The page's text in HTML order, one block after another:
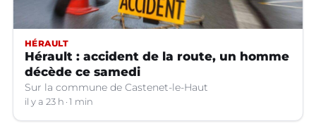
HÉRAULT
Hérault : accident de la route, un homme
décède ce samedi
Sur la commune de Castenet-le-Haut
il y a 23 h 1 min